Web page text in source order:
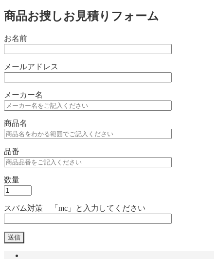
商品お捜しお見積りフォーム
お名前
メールアドレス
メーカー名
商品名
品番
数量
スパム対策 「mc」と入力してください